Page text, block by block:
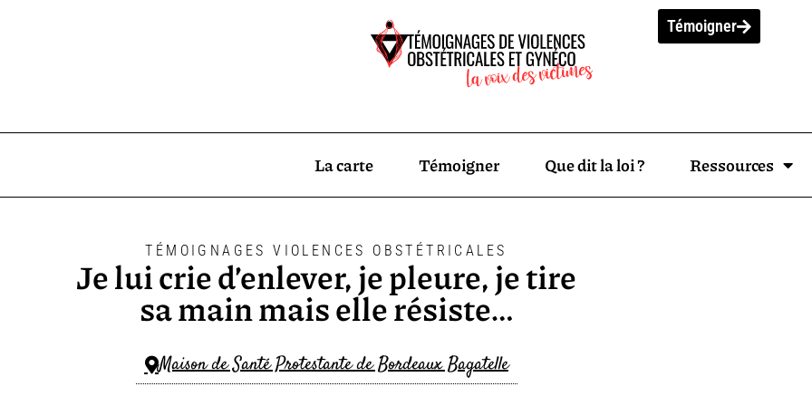
Témoigner
La carte Témoigner Que dit la loi ? Ressources
TÉMOIGNAGES VIOLENCES OBSTÉTRICALES
Je lui crie d’enlever, je pleure, je tire
sa main mais elle résiste…
Maison de Santé Protestante de Bordeaux Bagatelle